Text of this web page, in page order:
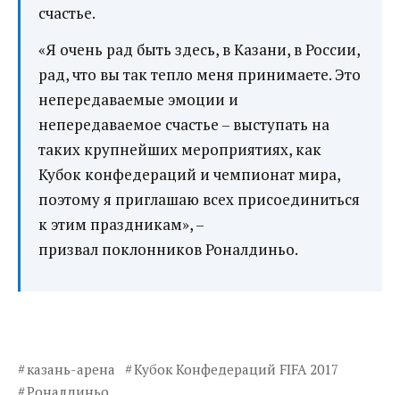
счастье.
«Я очень рад быть здесь, в Казани, в России,
рад, что вы так тепло меня принимаете. Это
непередаваемые эмоции и
непередаваемое счастье – выступать на
таких крупнейших мероприятиях, как
Кубок конфедераций и чемпионат мира,
поэтому я приглашаю всех присоединиться
к этим праздникам», –
призвал поклонников Роналдиньо.
казань-арена
Кубок Конфедераций FIFA 2017
Роналдиньо